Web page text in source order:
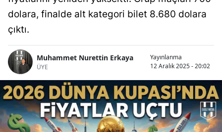
dolara, finalde alt kategori bilet 8.680 dolara
çıktı.
Muhammet Nurettin Erkaya
ÜYE
Yayınlanma
12 Aralık 2025 - 20:02